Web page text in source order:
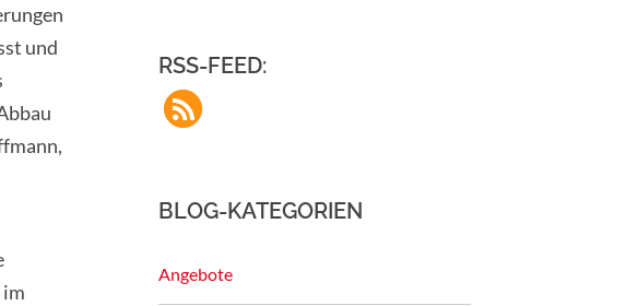
und
RSS-FEED:
BLOG-KATEGORIEN
Angebote